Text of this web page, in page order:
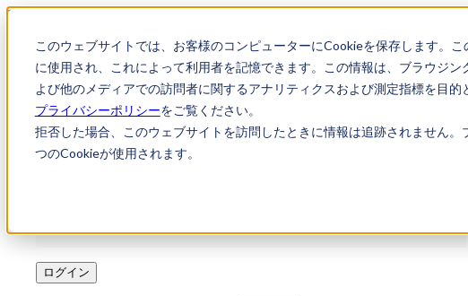
このウェブサイトでは、お客様のコンピューターにCookieを保存します。
に使用され、これによって利用者を記憶できます。この情報は、ブラウジ
よび他のメディアでの訪問者に関するアナリティクスおよび測定指標を目
プライバシーポリシーをご覧ください。
拒否した場合、このウェブサイトを訪問したときに情報は追跡されません
つのCookieが使用されます。
メールアドレス
ログイン